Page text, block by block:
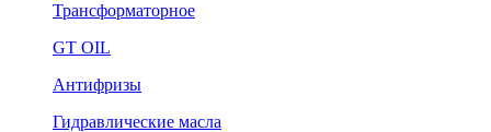
Трансформаторное
GT OIL
Антифризы
Гидравлические масла